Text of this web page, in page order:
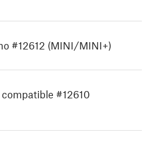
#12612 (MINI/MINI+)
#12610